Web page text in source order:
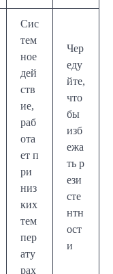
Сис
тем
ное
дей
ств
ие,
раб
ота
ет п
ри
низ
ких
тем
пер
ату
рах
Чер
еду
йте,
что
бы
изб
ежа
ть р
ези
сте
нтн
ост
и